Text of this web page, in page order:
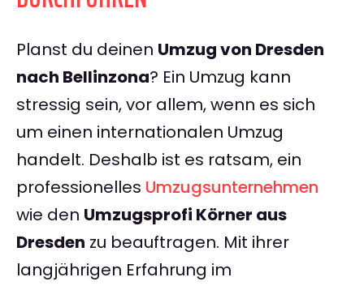
Planst du deinen Umzug von Dresden
nach Bellinzona? Ein Umzug kann
stressig sein, vor allem, wenn es sich
um einen internationalen Umzug
handelt. Deshalb ist es ratsam, ein
professionelles Umzugsunternehmen
wie den Umzugsprofi Körner aus
Dresden zu beauftragen. Mit ihrer
langjährigen Erfahrung im